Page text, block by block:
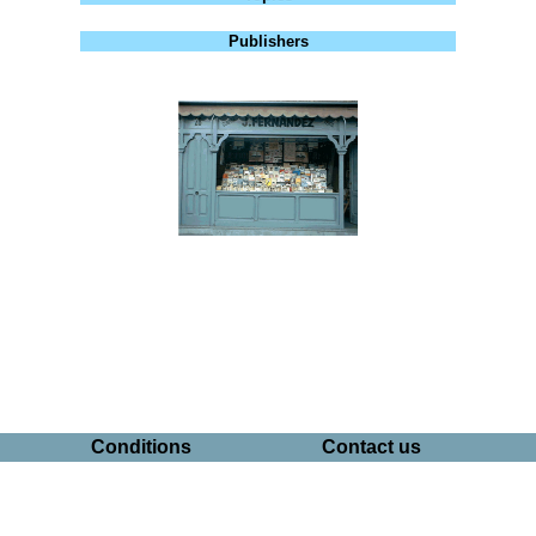
Publishers
Conditions Contact us